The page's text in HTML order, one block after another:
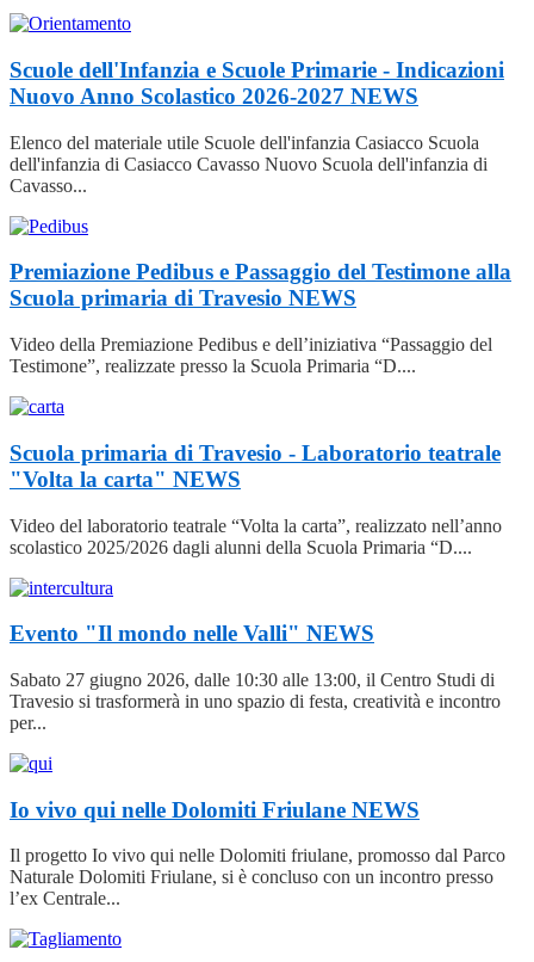
Scuole dell'Infanzia e Scuole Primarie - Indicazioni
Nuovo Anno Scolastico 2026-2027 NEWS
Elenco del materiale utile Scuole dell'infanzia Casiacco Scuola
dell'infanzia di Casiacco Cavasso Nuovo Scuola dell'infanzia di
Cavasso...
Premiazione Pedibus e Passaggio del Testimone alla
Scuola primaria di Travesio NEWS
Video della Premiazione Pedibus e dell’iniziativa “Passaggio del
Testimone”, realizzate presso la Scuola Primaria “D....
Scuola primaria di Travesio - Laboratorio teatrale
"Volta la carta" NEWS
Video del laboratorio teatrale “Volta la carta”, realizzato nell’anno
scolastico 2025/2026 dagli alunni della Scuola Primaria “D....
Evento "Il mondo nelle Valli" NEWS
Sabato 27 giugno 2026, dalle 10:30 alle 13:00, il Centro Studi di
Travesio si trasformerà in uno spazio di festa, creatività e incontro
per...
Io vivo qui nelle Dolomiti Friulane NEWS
Il progetto Io vivo qui nelle Dolomiti friulane, promosso dal Parco
Naturale Dolomiti Friulane, si è concluso con un incontro presso
l’ex Centrale...